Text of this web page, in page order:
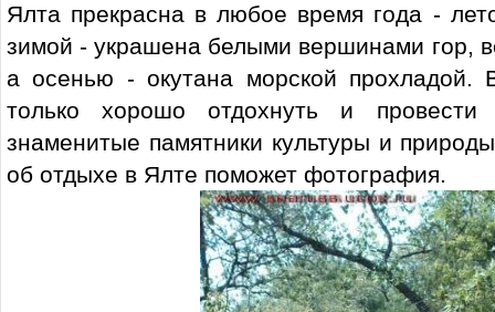
Ялта прекрасна в любое время года -
зимой - украшена белыми вершинами гор,
а осенью - окутана морской
только хорошо отдохнуть и
знаменитые памятники культуры и
об отдыхе в Ялте поможет фотография.